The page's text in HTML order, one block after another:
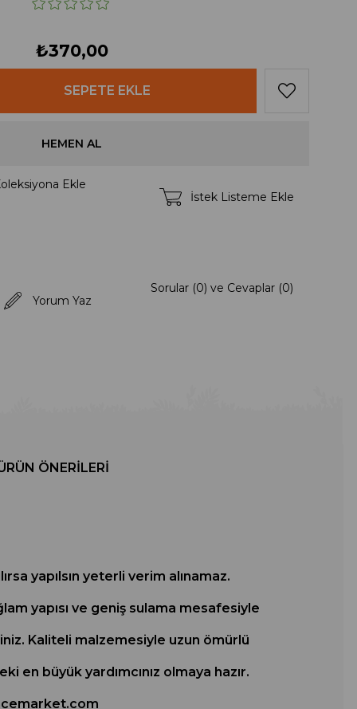
₺370,00
Ekle
İstek Listeme Ekle
Yorum Yaz
Sorular (0) ve Cevaplar (0)
ÖNERILERI
yapılsın yeterli verim alınamaz.
yapısı ve geniş sulama mesafesiyle
Kaliteli malzemesiyle uzun ömürlü
büyük yardımcınız olmaya hazır.